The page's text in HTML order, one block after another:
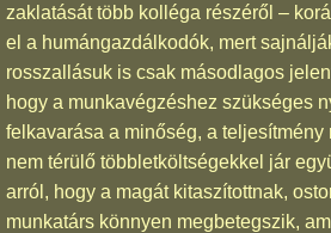
zaklatását több kolléga részéről –
el a humángazdálkodók, mert
rosszallásuk is csak másodlagos
hogy a munkavégzéshez szükséges
felkavarása a minőség, a teljesítmény
nem térülő többletköltségekkel jár
arról, hogy a magát kitaszítottnak,
munkatárs könnyen megbetegszik,